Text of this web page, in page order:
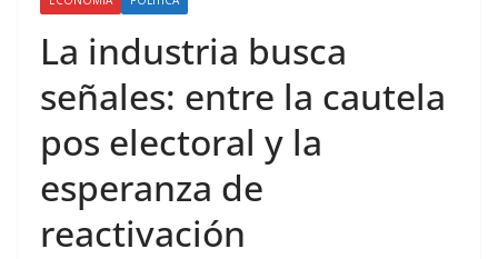
La industria busca
señales: entre la cautela
pos electoral y la
esperanza de
reactivación